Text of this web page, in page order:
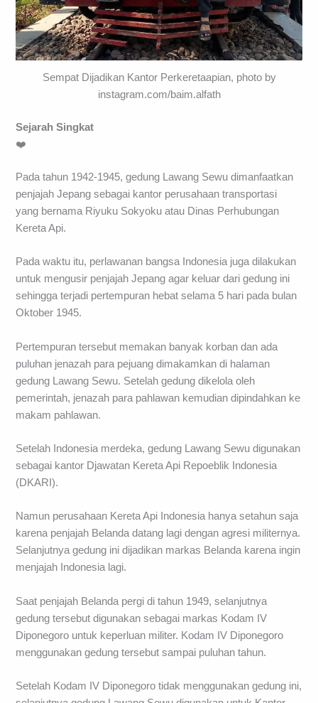
Sempat Dijadikan Kantor Perkeretaapian, photo by
instagram.com/baim.alfath
Sejarah Singkat
❤️
Pada tahun 1942-1945, gedung Lawang Sewu dimanfaatkan
penjajah Jepang sebagai kantor perusahaan transportasi
yang bernama Riyuku Sokyoku atau Dinas Perhubungan
Kereta Api.
Pada waktu itu, perlawanan bangsa Indonesia juga dilakukan
untuk mengusir penjajah Jepang agar keluar dari gedung ini
sehingga terjadi pertempuran hebat selama 5 hari pada bulan
Oktober 1945.
Pertempuran tersebut memakan banyak korban dan ada
puluhan jenazah para pejuang dimakamkan di halaman
gedung Lawang Sewu. Setelah gedung dikelola oleh
pemerintah, jenazah para pahlawan kemudian dipindahkan ke
makam pahlawan.
Setelah Indonesia merdeka, gedung Lawang Sewu digunakan
sebagai kantor Djawatan Kereta Api Repoeblik Indonesia
(DKARI).
Namun perusahaan Kereta Api Indonesia hanya setahun saja
karena penjajah Belanda datang lagi dengan agresi militernya.
Selanjutnya gedung ini dijadikan markas Belanda karena ingin
menjajah Indonesia lagi.
Saat penjajah Belanda pergi di tahun 1949, selanjutnya
gedung tersebut digunakan sebagai markas Kodam IV
Diponegoro untuk keperluan militer. Kodam IV Diponegoro
menggunakan gedung tersebut sampai puluhan tahun.
Setelah Kodam IV Diponegoro tidak menggunakan gedung ini,